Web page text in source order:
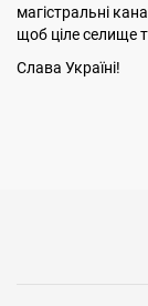
магістральні
щоб ціле селище
Слава Україні!